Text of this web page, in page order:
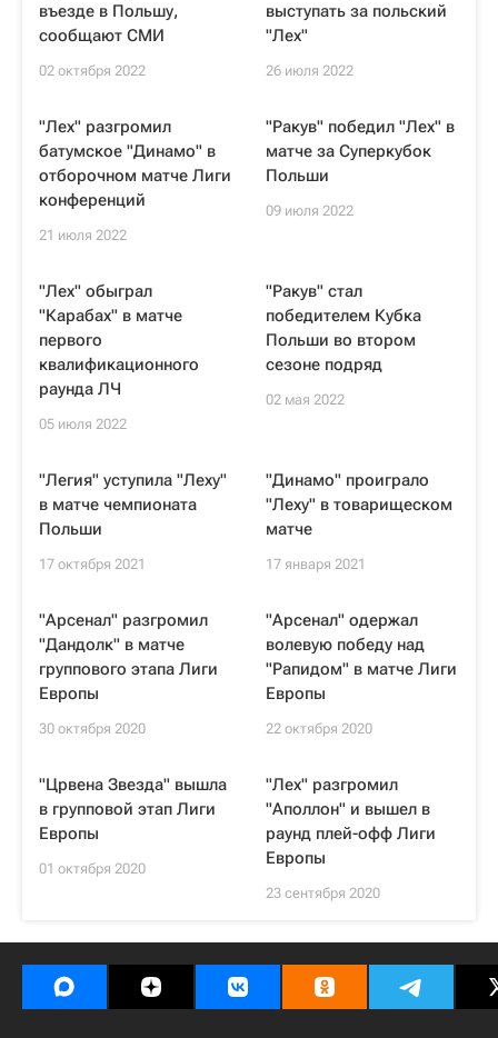
въезде в Польшу,
сообщают СМИ
02 октября 2022
выступать за польский
"Лех"
26 июля 2022
"Лех" разгромил
батумское "Динамо" в
отборочном матче Лиги
конференций
21 июля 2022
"Ракув" победил "Лех" в
матче за Суперкубок
Польши
09 июля 2022
"Лех" обыграл
"Карабах" в матче
первого
квалификационного
раунда ЛЧ
05 июля 2022
"Ракув" стал
победителем Кубка
Польши во втором
сезоне подряд
02 мая 2022
"Легия" уступила "Леху"
в матче чемпионата
Польши
17 октября 2021
"Динамо" проиграло
"Леху" в товарищеском
матче
17 января 2021
"Арсенал" разгромил
"Дандолк" в матче
группового этапа Лиги
Европы
30 октября 2020
"Арсенал" одержал
волевую победу над
"Рапидом" в матче Лиги
Европы
22 октября 2020
"Црвена Звезда" вышла
в групповой этап Лиги
Европы
01 октября 2020
"Лех" разгромил
"Аполлон" и вышел в
раунд плей-офф Лиги
Европы
23 сентября 2020